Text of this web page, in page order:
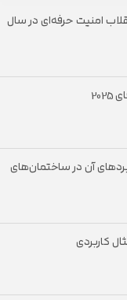
امنیت حرفه‌ای در سال
آن در ساختمان‌های